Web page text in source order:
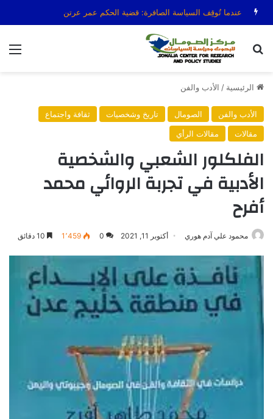
عندما تُوقِف السياسة الصافرة: قضية الحكم عمر عرتن
بحث عن
الرئيسية / الأدب والفن
الأدب والفن الصومال تاريخ وشخصيات
ثقافة واجتماع
مقالات
مقالات الرأي
الفلكلور الشعبي والشخصية
الأدبية في تجربة الروائي محمد
أفرح
محمود علي آدم هوري أكتوبر 11, 2021 0 1٬459